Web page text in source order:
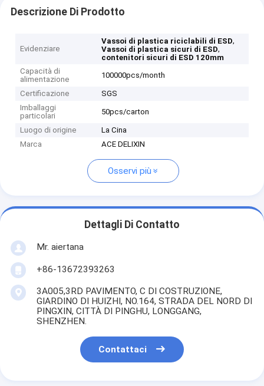
Descrizione Di Prodotto
Evidenziare
Vassoi di plastica riciclabili di ESD,
Vassoi di plastica sicuri di ESD,
contenitori sicuri di ESD 120mm
Capacità di
alimentazione
100000pcs/month
Certificazione
SGS
Imballaggi
particolari
50pcs/carton
Luogo di origine
La Cina
Marca
ACE DELIXIN
Osservi più
Dettagli Di Contatto
Mr. aiertana
+86-13672393263
3A005,3RD PAVIMENTO, C DI COSTRUZIONE,
GIARDINO DI HUIZHI, NO.164, STRADA DEL NORD DI
PINGXIN, CITTÀ DI PINGHU, LONGGANG,
SHENZHEN.
Contattaci